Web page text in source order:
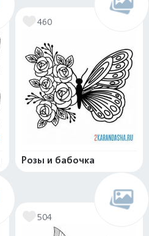
460
Розы и бабочка
504